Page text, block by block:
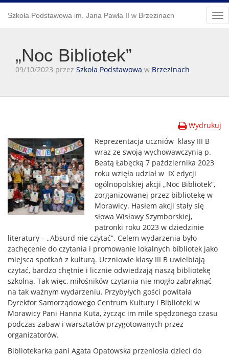
Szkoła Podstawowa im. Jana Pawła II w Brzezinach
„Noc Bibliotek”
09/10/2023 przez Szkoła Podstawowa w Brzezinach
Wydrukuj
Reprezentacja uczniów klasy III B
wraz ze swoją wychowawczynią p.
Beatą Łabęcką 7 października 2023
roku wzięła udział w IX edycji
ogólnopolskiej akcji „Noc Bibliotek”,
zorganizowanej przez bibliotekę w
Morawicy. Hasłem akcji stały się
słowa Wisławy Szymborskiej,
patronki roku 2023 w dziedzinie
literatury – „Absurd nie czytać”. Celem wydarzenia było
zachęcenie do czytania i promowanie lokalnych bibliotek jako
miejsca spotkań z kulturą. Uczniowie klasy III B uwielbiają
czytać, bardzo chętnie i licznie odwiedzają naszą bibliotekę
szkolną. Tak więc, miłośników czytania nie mogło zabraknąć
na tak ważnym wydarzeniu. Przybyłych gości powitała
Dyrektor Samorządowego Centrum Kultury i Biblioteki w
Morawicy Pani Hanna Kuta, życząc im mile spędzonego czasu
podczas zabaw i warsztatów przygotowanych przez
organizatorów.
Bibliotekarka pani Agata Opatowska przeniosła dzieci do